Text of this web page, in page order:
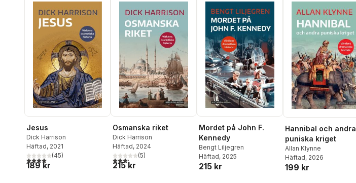
Jesus
Dick Harrison
Häftad, 2021
4,0utav 5 stjärnor. Totalt antal röster:
(45)
189 kr
Osmanska riket
Dick Harrison
Häftad, 2024
3,2utav 5 stjärnor. Totalt antal röster:
(5)
215 kr
Mordet på John F.
Kennedy
Bengt Liljegren
Häftad, 2025
215 kr
Hannibal och andra
puniska kriget
Allan Klynne
Häftad, 2026
199 kr